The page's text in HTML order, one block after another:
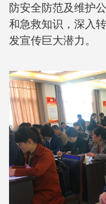
防安全防范及维护
和急救知识，深入
发宣传巨大潜力。